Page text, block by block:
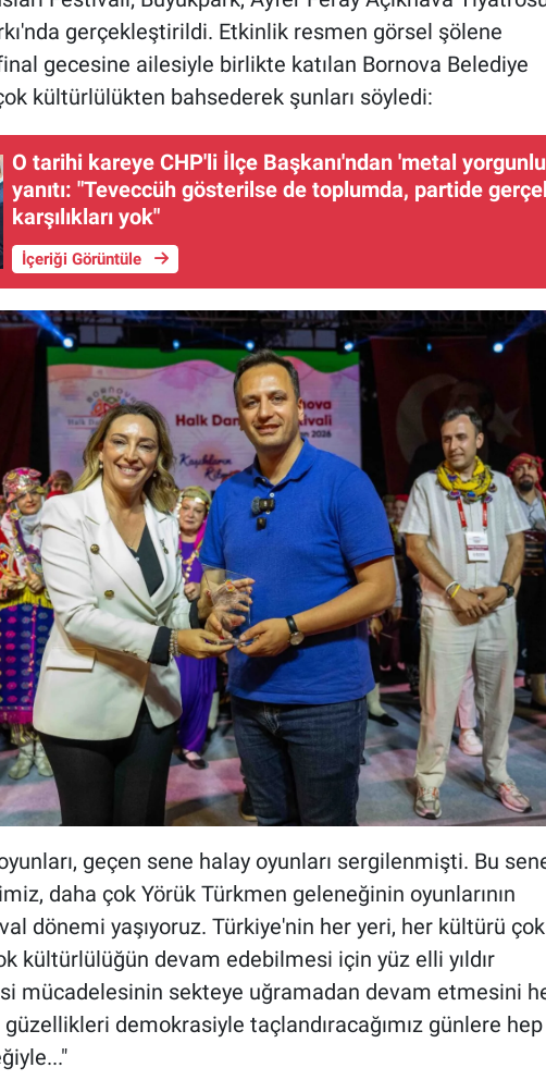
gerçekleştirildi. Etkinlik resmen görsel şölene
gecesine ailesiyle birlikte katılan Bornova Belediye
kültürlülükten bahsederek şunları söyledi:
O tarihi kareye CHP'li İlçe Başkanı'ndan 'metal
yanıtı: "Teveccüh gösterilse de toplumda, partide
karşılıkları yok"
İçeriği Görüntüle
geçen sene halay oyunları sergilenmişti. Bu
daha çok Yörük Türkmen geleneğinin oyunlarının
dönemi yaşıyoruz. Türkiye'nin her yeri, her kültürü çok
kültürlülüğün devam edebilmesi için yüz elli yıldır
mücadelesinin sekteye uğramadan devam etmesini
güzellikleri demokrasiyle taçlandıracağımız günlere hep